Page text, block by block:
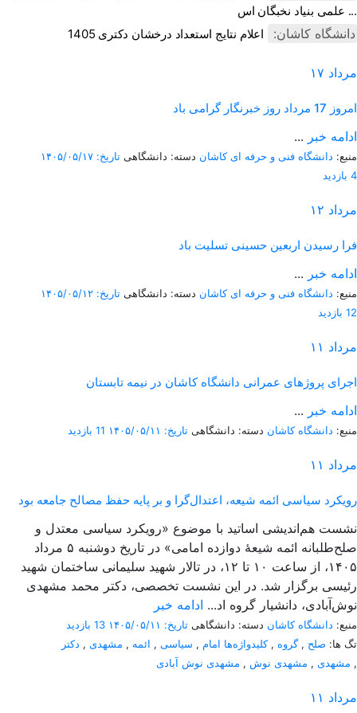
علمی بنیاد نخبگان اس ...
دانشگاه کاشان: اعلام نتایج استعداد درخشان دکتری 1405
۱۷ مرداد
امروز
... ادامه خبر
منبع: دانشگاه فنی و حرفه ای کاشان دسته: دانشگاهی تاریخ: ۱۴۰۵/۰۵/۱۷
4 بازدید
۱۲ مرداد
فرا رسیدن اربعین حسینی تسلیت باد
... ادامه خبر
منبع: دانشگاه فنی و حرفه ای کاشان دسته: دانشگاهی تاریخ: ۱۴۰۵/۰۵/۱۲
12 بازدید
۱۱ مرداد
اجرای پروژهای عمرانی دانشگاه کاشان در نیمه تابستان
... ادامه خبر
منبع: دانشگاه کاشان دسته: دانشگاهی تاریخ: ۱۴۰۵/۰۵/۱۱ 11 بازدید
۱۱ مرداد
رویکرد سیاسی ائمه شیعه، اعتدال‌گرا و بر پایه حفظ مصالح جامعه بود
نشست هم‌اندیشی اساتید با موضوع «رویکرد سیاسی معتدل و
صلح‌طلبانه ائمه شیعۀ دوازده امامی» در تاریخ دوشنبه ۵ مرداد
۱۴۰۵، از ساعت ۱۰ تا ۱۲، در تالار شهید سلیمانی ساختمان شهید
رئیسی برگزار شد. در این نشست تخصصی، دکتر محمد مشهدی
نوش‌آبادی، دانشیار گروه اد... ادامه خبر
منبع: دانشگاه کاشان دسته: دانشگاهی تاریخ: ۱۴۰۵/۰۵/۱۱
13 بازدید
تگ ها: صلح ,گروه ,کلیدواژه‌ها امام , سیاسی , ائمه , مشهدی , دکتر
مشهدی , مشهدی نوش , مشهدی نوش آبادی ,
۱۱ مرداد